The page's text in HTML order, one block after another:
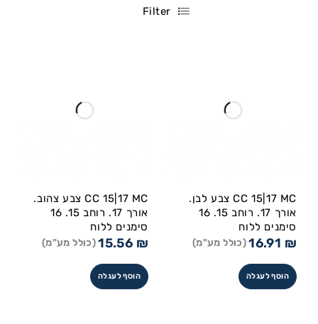
Filter
CC 15|17 MC צבע לבן.
אורך 17. רוחב 15. 16
סימנים ללוח
16.91 ₪ (כולל מע"מ)
הוסף לעגלה
CC 15|17 MC צבע צהוב.
אורך 17. רוחב 15. 16
סימנים ללוח
15.56 ₪ (כולל מע"מ)
הוסף לעגלה